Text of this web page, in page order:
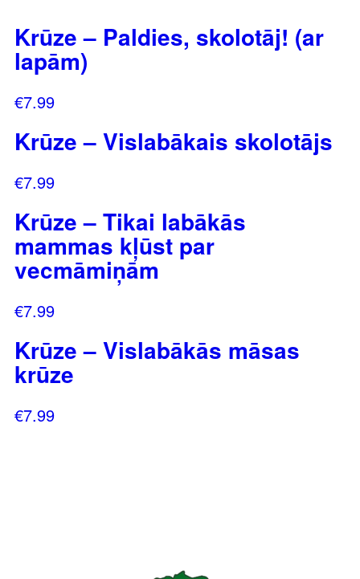
Krūze – Paldies, skolotāj! (ar
lapām)
€7.99
Krūze – Vislabākais skolotājs
€7.99
Krūze – Tikai labākās
mammas kļūst par
vecmāmiņām
€7.99
Krūze – Vislabākās māsas
krūze
€7.99